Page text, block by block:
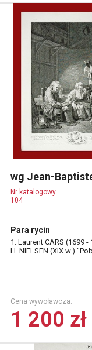
wg Jean-
Nr katalogowy
104
Para rycin
1. Laurent CARS (1699
H. NIELSEN (XIX w.)
Cena wywoławcza.
1 200 zł